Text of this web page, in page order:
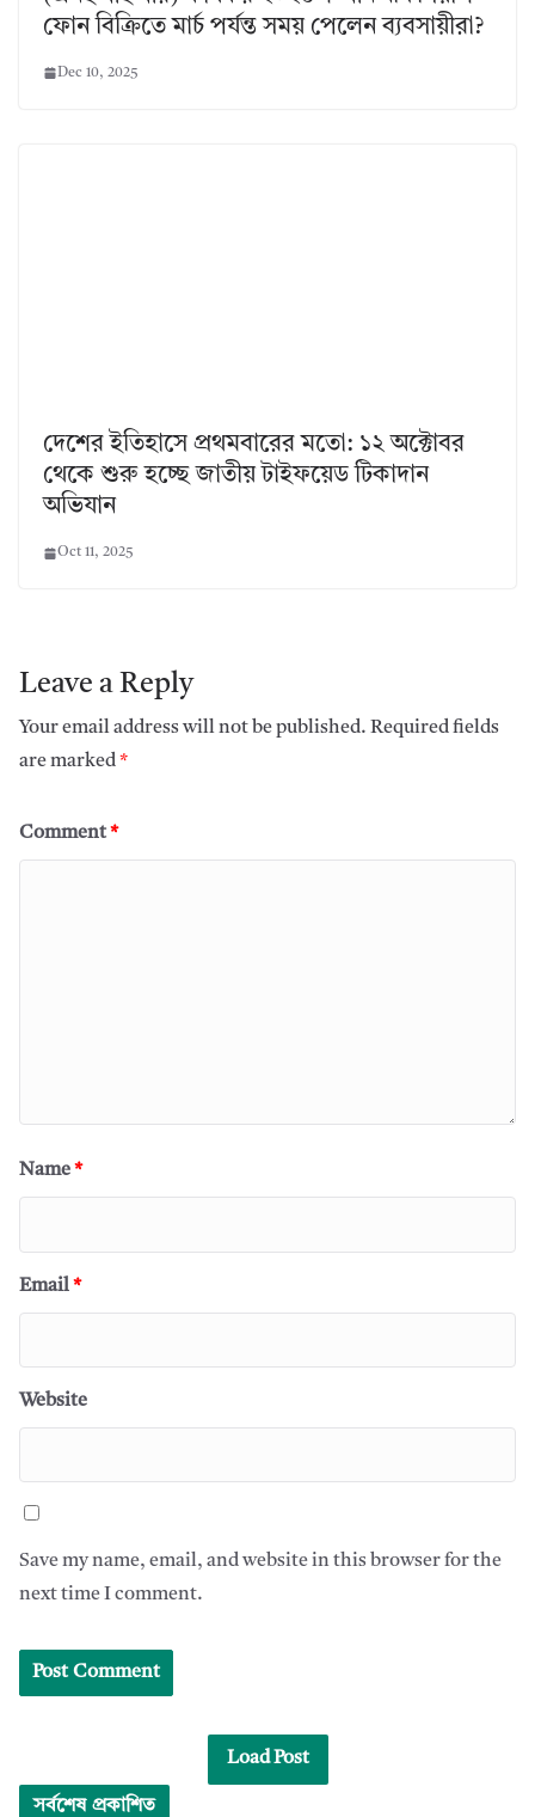
ফোন বিক্রিতে মার্চ পর্যন্ত সময় পেলেন ব্যবসায়ীরা?
Dec 10, 2025
দেশের ইতিহাসে প্রথমবারের মতো: ১২ অক্টোবর
থেকে শুরু হচ্ছে জাতীয় টাইফয়েড টিকাদান
অভিযান
Oct 11, 2025
Leave a Reply
Your email address will not be published. Required fields
are marked*
Comment*
Name*
Email*
Website
Save my name, email, and website in this browser for the
next time I comment.
Load Post
সর্বশেষ প্রকাশিত